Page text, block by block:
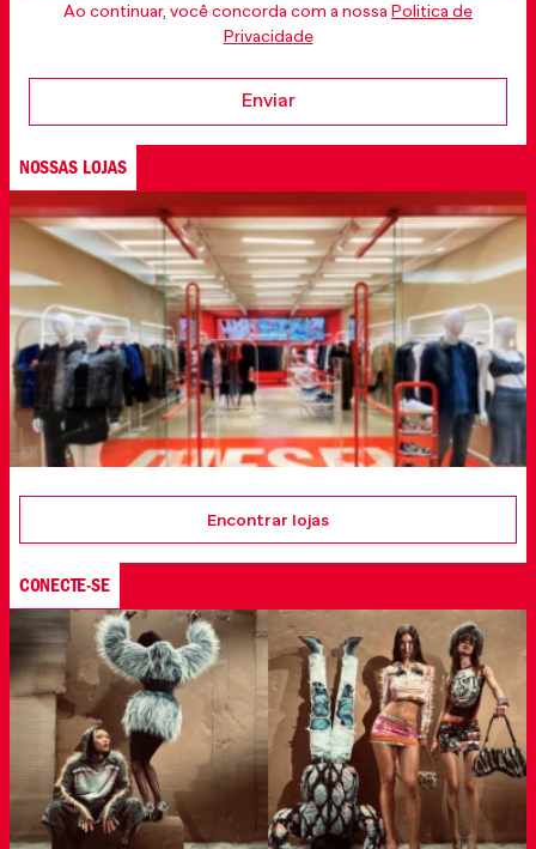
Ao continuar, você concorda com a nossa Politica de
Privacidade
Enviar
NOSSAS LOJAS
Encontrar lojas
CONECTE-SE